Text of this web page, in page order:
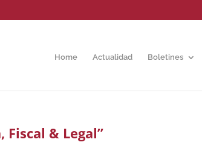
Home Actualidad Boletines
Fiscal & Legal”